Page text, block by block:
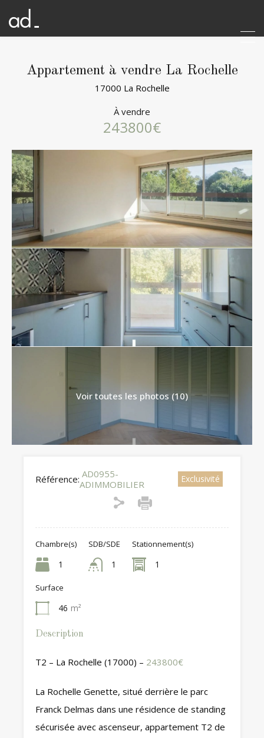
Appartement à vendre La Rochelle
17000 La Rochelle
À vendre
243800€
Voir toutes les photos (10)
Référence: AD0955-
ADIMMOBILIER
Exclusivité
Chambre(s)
1
SDB/SDE
1
Stationnement(s)
1
Surface
46 m²
Description
T2 – La Rochelle (17000) – 243800€
La Rochelle Genette, situé derrière le parc
Franck Delmas dans une résidence de standing
sécurisée avec ascenseur, appartement T2 de